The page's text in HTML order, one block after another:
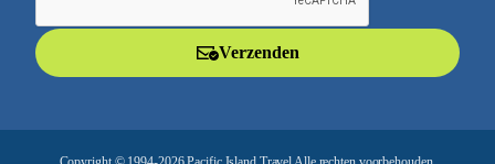
a
Verzenden